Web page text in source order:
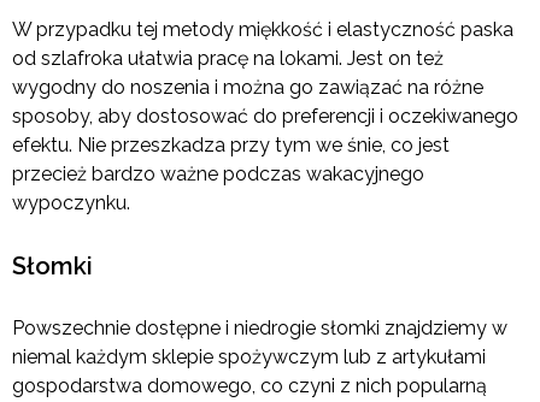
W przypadku tej metody miękkość i elastyczność paska
od szlafroka ułatwia pracę na lokami. Jest on też
wygodny do noszenia i można go zawiązać na różne
sposoby, aby dostosować do preferencji i oczekiwanego
efektu. Nie przeszkadza przy tym we śnie, co jest
przecież bardzo ważne podczas wakacyjnego
wypoczynku.
Słomki
Powszechnie dostępne i niedrogie słomki znajdziemy w
niemal każdym sklepie spożywczym lub z artykułami
gospodarstwa domowego, co czyni z nich popularną